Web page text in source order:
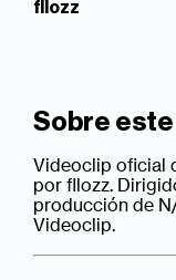
fllozz
Sobre
Videoclip oficial
por fllozz.
producción de
Videoclip.